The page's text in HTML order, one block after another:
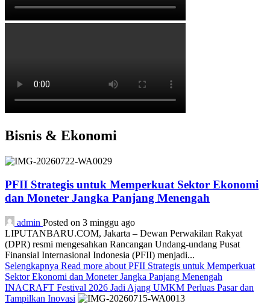
Bisnis & Ekonomi
PFII Strategis untuk Memperkuat Sektor Ekonomi
dan Moneter Jangka Panjang Menengah
admin Posted on 3 minggu ago
LIPUTANBARU.COM, Jakarta – Dewan Perwakilan Rakyat
(DPR) resmi mengesahkan Rancangan Undang-undang Pusat
Finansial Internasional Indonesia (PFII) menjadi...
Selengkapnya Read more about PFII Strategis untuk Memperkuat
Sektor Ekonomi dan Moneter Jangka Panjang Menengah
INACRAFT Festival 2026 Jadi Ajang UMKM Perluas Pasar dan
Tampilkan Inovasi